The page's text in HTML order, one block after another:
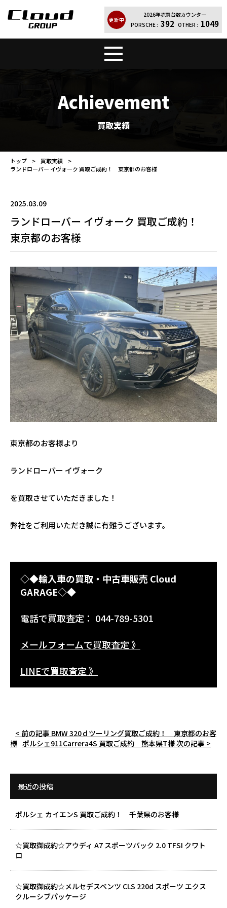
更新中
2026年売買台数カウンター
PORSCHE : 392 OTHER : 1049
店舗案内 会社紹介
Achievement
買取実績
トップ
買取実績
ランドローバー イヴォーク 買取ご成約！ 東京都のお客様
2025.03.09
ランドローバー イヴォーク 買取ご成約！
東京都のお客様
東京都のお客様より
ランドローバー イヴォーク
を買取させていただきました！
弊社をご利用いただき誠に有難うございます。
◇◆輸入車の買取・中古車販売 Cloud
GARAGE◇◆
電話で買取査定： 044-789-5301
メールフォームで買取査定 》
LINEで買取査定 》
< 前の記事 BMW 320ｄツーリング買取ご成約！ 東京都のお客
様 ポルシェ911Carrera4S 買取ご成約 熊本県T様次の記事 >
最近の投稿
ポルシェ カイエンS 買取ご成約！ 千葉県のお客様
☆買取御成約☆アウディ A7 スポーツバック 2.0 TFSI クワト
ロ
☆買取御成約☆メルセデスベンツ CLS 220d スポーツ エクス
クルーシブパッケージ